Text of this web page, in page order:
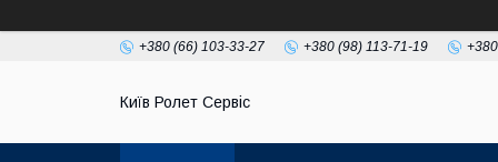
+380 (66) 103-33-27 +380 (98) 113-71-19
Київ Ролет Сервіс